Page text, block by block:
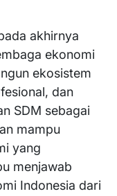
akhirnya
ekonomi
ekosistem
dan
SDM sebagai
mampu
yang
menjawab
Indonesia dari